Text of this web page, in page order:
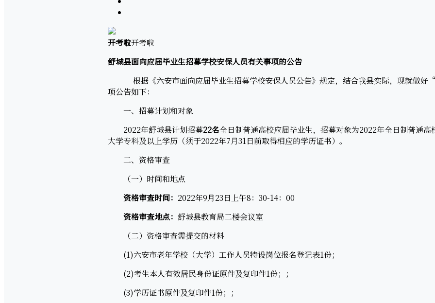
开考啦开考啦
舒城县面向应届毕业生招募学校安保人员有关事项的公告
根据《六安市面向应届毕业生招募学校安保人员公告》规定，结合我县实际，现就做好
项公告如下：
一、招募计划和对象
2022年舒城县计划招募22名全日制普通高校应届毕业生，招募对象为2022年全日制普通
大学专科及以上学历（须于2022年7月31日前取得相应的学历证书）。
二、资格审查
（一）时间和地点
资格审查时间： 2022年9月23日上午8：30-14：00
资格审查地点： 舒城县教育局二楼会议室
（二）资格审查需提交的材料
(1)六安市老年学校（大学）工作人员特设岗位报名登记表1份；
(2)考生本人有效居民身份证原件及复印件1份；；
(3)学历证书原件及复印件1份；；